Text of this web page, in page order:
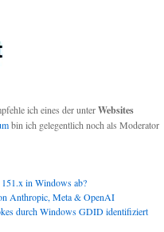
ich eines der unterWebsites
bin ich gelegentlich noch als Moderator
in Windows ab?
Anthropic, Meta & OpenAI
durch Windows GDID identifiziert